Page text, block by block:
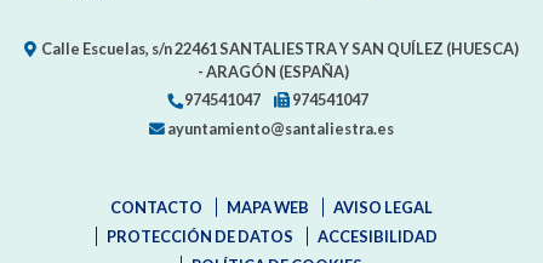
Calle Escuelas, s/n22461SANTALIESTRA Y SAN QUÍLEZ (HUESCA)
- ARAGÓN (ESPAÑA)
974541047
974541047
ayuntamiento@santaliestra.es
CONTACTO MAPA WEB
AVISO LEGAL
PROTECCIÓN DE DATOS
ACCESIBILIDAD